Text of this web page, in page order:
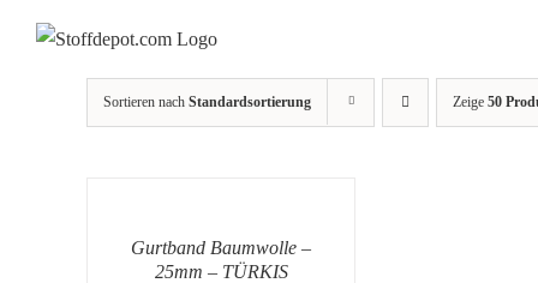
Sortieren nach Standardsortierung Zeige 50
Gurtband Baumwolle –
25mm – TÜRKIS